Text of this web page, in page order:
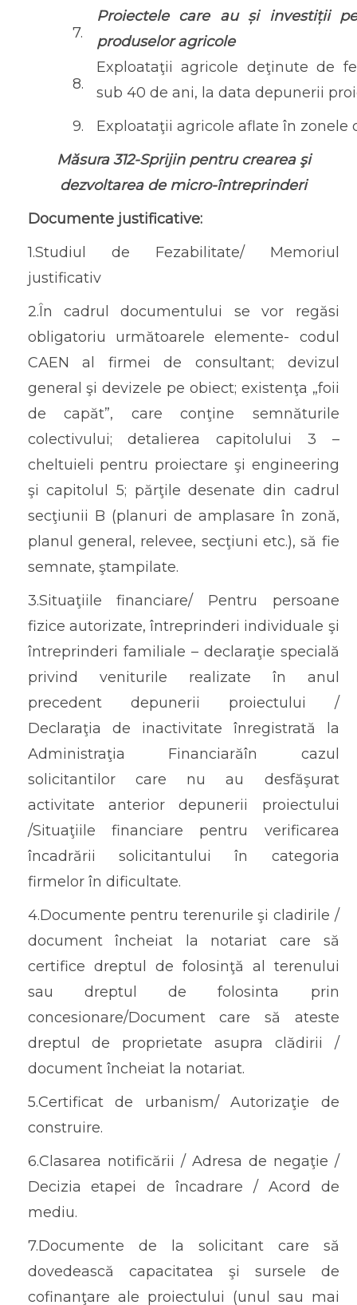
7.
Proiectele care au și investiții
produselor agricole
8.
Exploataţii agricole deţinute de
sub 40 de ani, la data depunerii
9.
Exploataţii agricole aflate în zonele
Măsura 312-Sprijin pentru crearea şi
dezvoltarea de micro-întreprinderi
Documente justificative:
1.Studiul de Fezabilitate/ Memoriul
justificativ
2.În cadrul documentului se vor regăsi
obligatoriu următoarele elemente- codul
CAEN al firmei de consultant; devizul
general şi devizele pe obiect; existenţa „foii
de capăt”, care conţine semnăturile
colectivului; detalierea capitolului 3 –
cheltuieli pentru proiectare şi engineering
şi capitolul 5; părţile desenate din cadrul
secţiunii B (planuri de amplasare în zonă,
planul general, relevee, secţiuni etc.), să fie
semnate, ştampilate.
3.Situaţiile financiare/ Pentru persoane
fizice autorizate, întreprinderi individuale şi
întreprinderi familiale – declaraţie specială
privind veniturile realizate în anul
precedent depunerii proiectului /
Declaraţia de inactivitate înregistrată la
Administraţia Financiarăîn cazul
solicitantilor care nu au desfăşurat
activitate anterior depunerii proiectului
/Situaţiile financiare pentru verificarea
încadrării solicitantului în categoria
firmelor în dificultate.
4.Documente pentru terenurile şi cladirile /
document încheiat la notariat care să
certifice dreptul de folosinţă al terenului
sau dreptul de folosinta prin
concesionare/Document care să ateste
dreptul de proprietate asupra clădirii /
document încheiat la notariat.
5.Certificat de urbanism/ Autorizaţie de
construire.
6.Clasarea notificării / Adresa de negaţie /
Decizia etapei de încadrare / Acord de
mediu.
7.Documente de la solicitant care să
dovedească capacitatea şi sursele de
cofinanţare ale proiectului (unul sau mai